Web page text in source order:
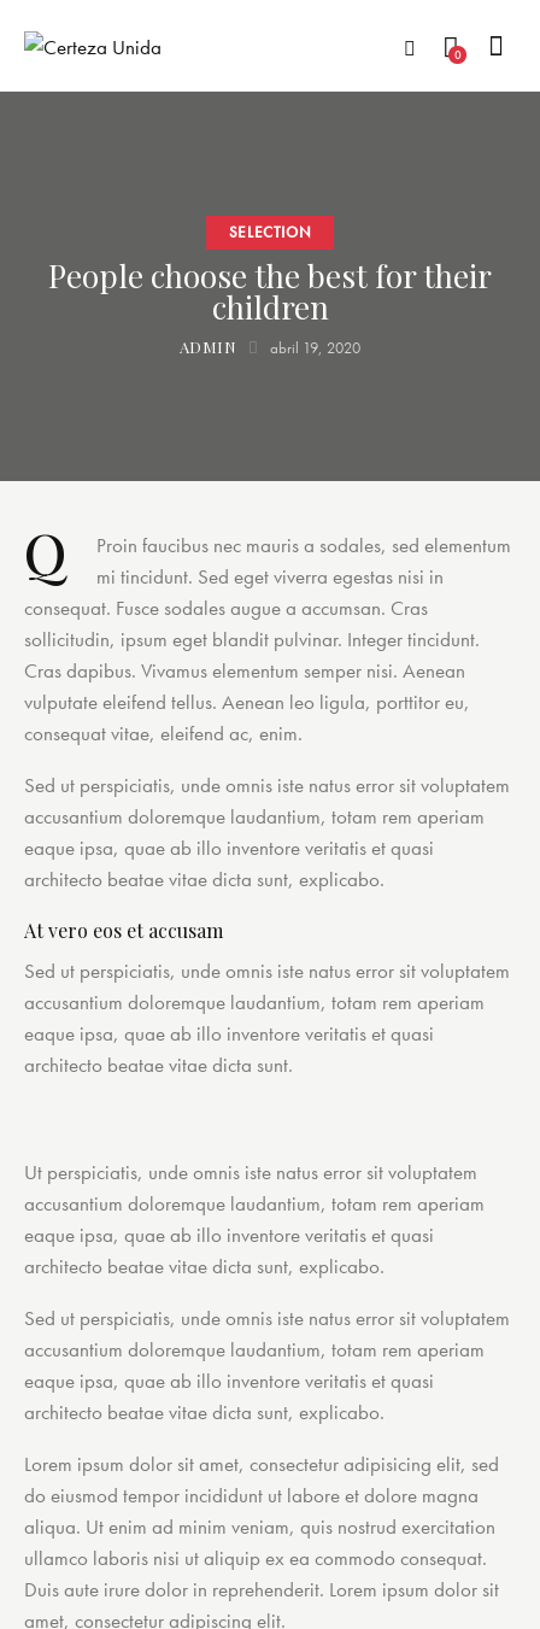
0
SELECTION
People choose the best for their
children
ADMIN abril 19, 2020
Q
Proin faucibus nec mauris a sodales, sed elementum
mi tincidunt. Sed eget viverra egestas nisi in
consequat. Fusce sodales augue a accumsan. Cras
sollicitudin, ipsum eget blandit pulvinar. Integer tincidunt.
Cras dapibus. Vivamus elementum semper nisi. Aenean
vulputate eleifend tellus. Aenean leo ligula, porttitor eu,
consequat vitae, eleifend ac, enim.
Sed ut perspiciatis, unde omnis iste natus error sit voluptatem
accusantium doloremque laudantium, totam rem aperiam
eaque ipsa, quae ab illo inventore veritatis et quasi
architecto beatae vitae dicta sunt, explicabo.
At vero eos et accusam
Sed ut perspiciatis, unde omnis iste natus error sit voluptatem
accusantium doloremque laudantium, totam rem aperiam
eaque ipsa, quae ab illo inventore veritatis et quasi
architecto beatae vitae dicta sunt.
Ut perspiciatis, unde omnis iste natus error sit voluptatem
accusantium doloremque laudantium, totam rem aperiam
eaque ipsa, quae ab illo inventore veritatis et quasi
architecto beatae vitae dicta sunt, explicabo.
Sed ut perspiciatis, unde omnis iste natus error sit voluptatem
accusantium doloremque laudantium, totam rem aperiam
eaque ipsa, quae ab illo inventore veritatis et quasi
architecto beatae vitae dicta sunt, explicabo.
Lorem ipsum dolor sit amet, consectetur adipisicing elit, sed
do eiusmod tempor incididunt ut labore et dolore magna
aliqua. Ut enim ad minim veniam, quis nostrud exercitation
ullamco laboris nisi ut aliquip ex ea commodo consequat.
Duis aute irure dolor in reprehenderit. Lorem ipsum dolor sit
amet, consectetur adipiscing elit.